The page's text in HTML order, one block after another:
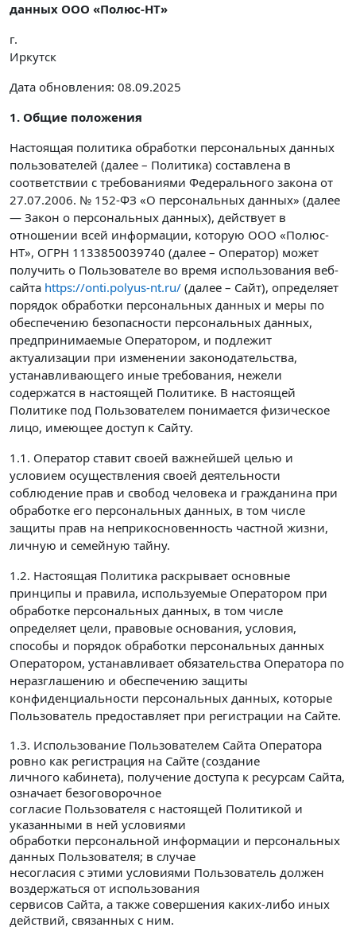
данных ООО «Полюс-НТ»
г.
Иркутск
Дата обновления: 08.09.2025
1. Общие положения
Настоящая политика обработки персональных данных
пользователей (далее – Политика) составлена в
соответствии с требованиями Федерального закона от
27.07.2006. № 152-ФЗ «О персональных данных» (далее
— Закон о персональных данных), действует в
отношении всей информации, которую ООО «Полюс-
НТ», ОГРН 1133850039740 (далее – Оператор) может
получить о Пользователе во время использования веб-
сайта https://onti.polyus-nt.ru/ (далее – Сайт), определяет
порядок обработки персональных данных и меры по
обеспечению безопасности персональных данных,
предпринимаемые Оператором, и подлежит
актуализации при изменении законодательства,
устанавливающего иные требования, нежели
содержатся в настоящей Политике. В настоящей
Политике под Пользователем понимается физическое
лицо, имеющее доступ к Сайту.
1.1. Оператор ставит своей важнейшей целью и
условием осуществления своей деятельности
соблюдение прав и свобод человека и гражданина при
обработке его персональных данных, в том числе
защиты прав на неприкосновенность частной жизни,
личную и семейную тайну.
1.2. Настоящая Политика раскрывает основные
принципы и правила, используемые Оператором при
обработке персональных данных, в том числе
определяет цели, правовые основания, условия,
способы и порядок обработки персональных данных
Оператором, устанавливает обязательства Оператора по
неразглашению и обеспечению защиты
конфиденциальности персональных данных, которые
Пользователь предоставляет при регистрации на Сайте.
1.3. Использование Пользователем Сайта Оператора
ровно как регистрация на Сайте (создание
личного кабинета), получение доступа к ресурсам Сайта,
означает безоговорочное
согласие Пользователя с настоящей Политикой и
указанными в ней условиями
обработки персональной информации и персональных
данных Пользователя; в случае
несогласия с этими условиями Пользователь должен
воздержаться от использования
сервисов Сайта, а также совершения каких-либо иных
действий, связанных с ним.